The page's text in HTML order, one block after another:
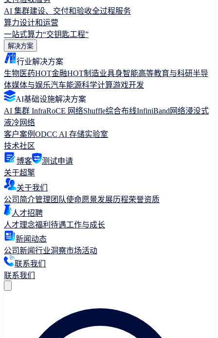
AI 集群建设、交付和验收全过程服务
算力设计和运营
一站式算力“交钥匙工程”
解决方案
行业解决方案
生物医药HOT金融HOT制造业具身智能高等教育与科研半导
体媒体与娱乐汽车能源科学计算游戏开发
AI基础设施解决方案
AI 集群 InfraRoCE 网络Shuffle综合布线InfiniBand网络浸没式
液冷网络
客户案例 ODCC AI 存储实验室
技术社区
博客
测试申请
关于超擎
关于我们
公司简介管理团队使命愿景发展历程荣誉资质
人才招聘
人才理念福利待遇工作与成长
新闻动态
公司新闻行业洞察市场活动
联系我们
联系我们